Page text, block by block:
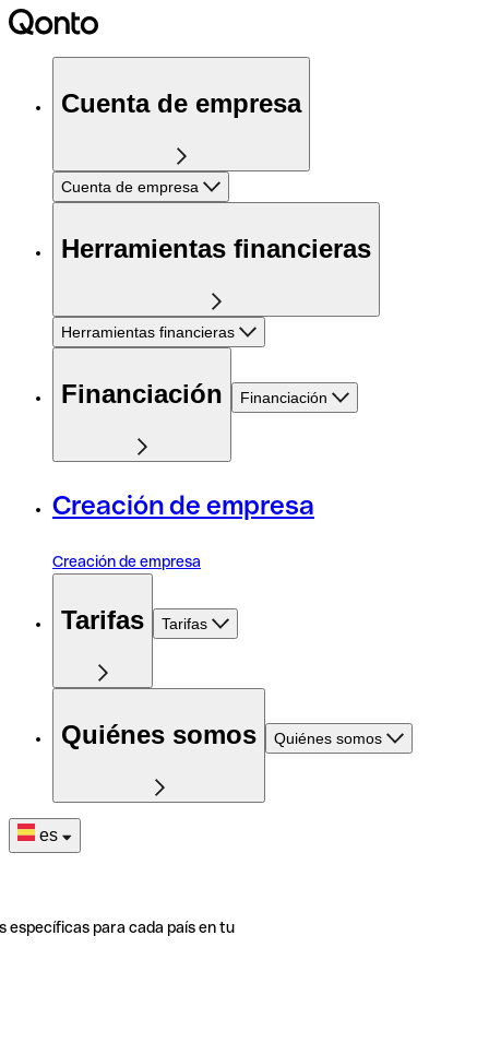
Cuenta de empresa
Cuenta de empresa
Herramientas financieras
Herramientas financieras
Financiación Financiación
Creación de empresa
Creación de empresa
Tarifas Tarifas
Quiénes somos Quiénes somos
es
específicas para cada país en tu